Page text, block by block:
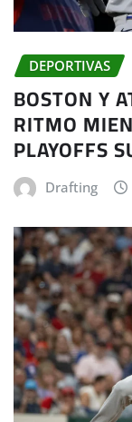
DEPORTIVAS
BOSTON Y
RITMO
PLAYOFFS
Drafting